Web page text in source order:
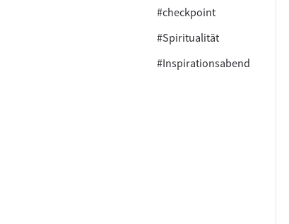
#checkpoint
#Spiritualität
#Inspirationsabend